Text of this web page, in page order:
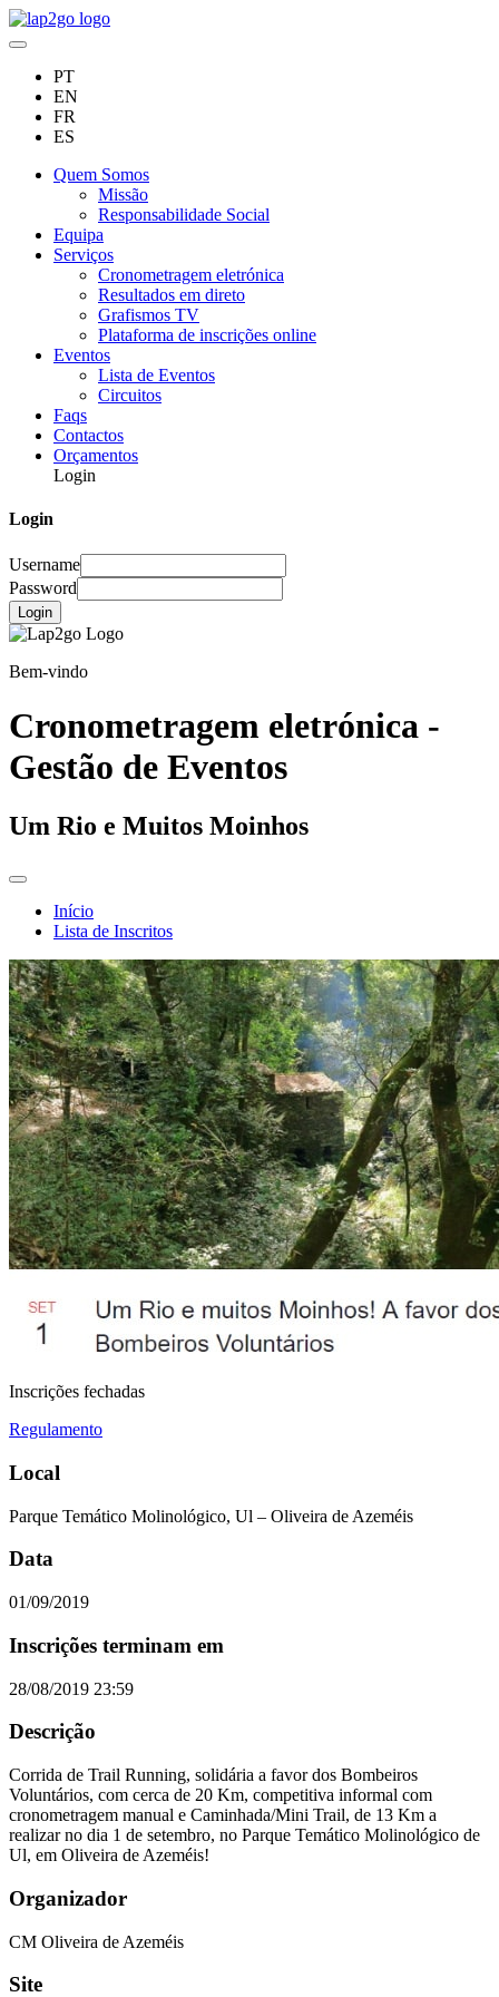
PT
EN
FR
ES
Quem Somos
Missão
Responsabilidade Social
Equipa
Serviços
Cronometragem eletrónica
Resultados em direto
Grafismos TV
Plataforma de inscrições online
Eventos
Lista de Eventos
Circuitos
Faqs
Contactos
Orçamentos
Login
Login
Username
Password
Login
Bem-vindo
Cronometragem eletrónica -
Gestão de Eventos
Um Rio e Muitos Moinhos
Início
Lista de Inscritos
Inscrições fechadas
Regulamento
Local
Parque Temático Molinológico, Ul – Oliveira de Azeméis
Data
01/09/2019
Inscrições terminam em
28/08/2019 23:59
Descrição
Corrida de Trail Running, solidária a favor dos Bombeiros
Voluntários, com cerca de 20 Km, competitiva informal com
cronometragem manual e Caminhada/Mini Trail, de 13 Km a
realizar no dia 1 de setembro, no Parque Temático Molinológico de
Ul, em Oliveira de Azeméis!
Organizador
CM Oliveira de Azeméis
Site